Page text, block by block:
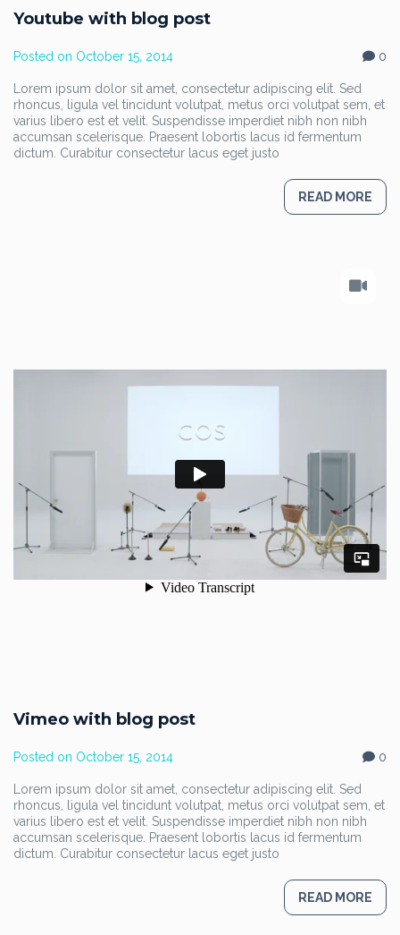
Youtube with blog post
Posted on October 15, 2014 0
Lorem ipsum dolor sit amet, consectetur adipiscing elit. Sed
rhoncus, ligula vel tincidunt volutpat, metus orci volutpat sem, et
varius libero est et velit. Suspendisse imperdiet nibh non nibh
accumsan scelerisque. Praesent lobortis lacus id fermentum
dictum. Curabitur consectetur lacus eget justo
READ MORE
Vimeo with blog post
Posted on October 15, 2014 0
Lorem ipsum dolor sit amet, consectetur adipiscing elit. Sed
rhoncus, ligula vel tincidunt volutpat, metus orci volutpat sem, et
varius libero est et velit. Suspendisse imperdiet nibh non nibh
accumsan scelerisque. Praesent lobortis lacus id fermentum
dictum. Curabitur consectetur lacus eget justo
READ MORE